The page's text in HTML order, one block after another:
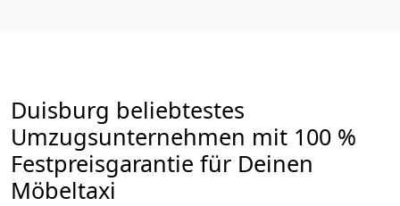
Duisburg beliebtestes
Umzugsunternehmen mit 100 %
Festpreisgarantie für Deinen
Möbeltaxi